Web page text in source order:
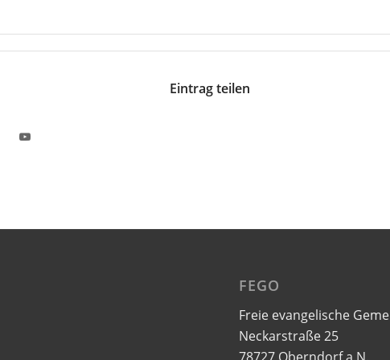
Eintrag teilen
FEGO
Freie evangelische
Neckarstraße 25